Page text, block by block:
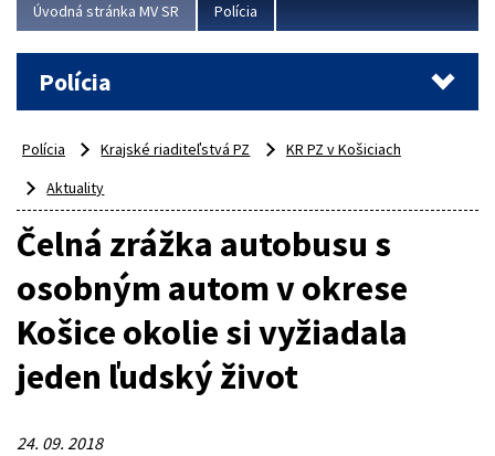
Úvodná stránka MV SR Polícia
Polícia
Polícia Krajské riaditeľstvá PZ
KR PZ v Košiciach
Aktuality
Čelná zrážka autobusu s
osobným autom v okrese
Košice okolie si vyžiadala
jeden ľudský život
24. 09. 2018